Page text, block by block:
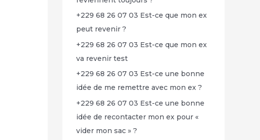
+229 68 26 07 03 Est-ce que mon ex
peut revenir ?
+229 68 26 07 03 Est-ce que mon ex
va revenir test
+229 68 26 07 03 Est-ce une bonne
idée de me remettre avec mon ex ?
+229 68 26 07 03 Est-ce une bonne
idée de recontacter mon ex pour «
vider mon sac » ?